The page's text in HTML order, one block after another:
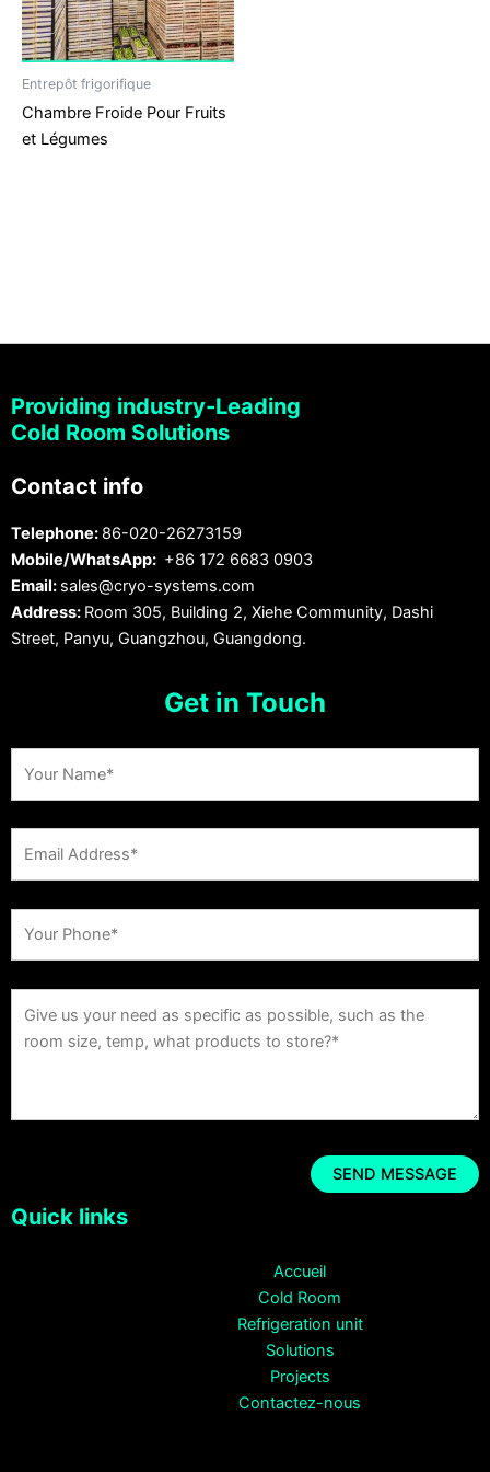
Entrepôt frigorifique
Chambre Froide Pour Fruits
et Légumes
Providing industry-Leading
Cold Room Solutions
Contact info
Telephone: 86-020-26273159
Mobile/WhatsApp: +86 172 6683 0903
Email: sales@cryo-systems.com
Address: Room 305, Building 2, Xiehe Community, Dashi
Street, Panyu, Guangzhou, Guangdong.
Get in Touch
Quick links
Accueil
Cold Room
Refrigeration unit
Solutions
Projects
Contactez-nous